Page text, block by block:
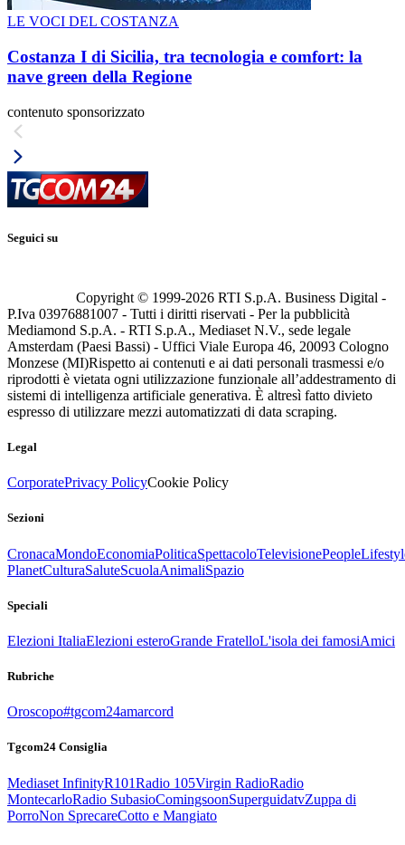
LE VOCI DEL COSTANZA
Costanza I di Sicilia, tra tecnologia e comfort: la
nave green della Regione
contenuto sponsorizzato
Seguici su
Copyright © 1999-2026 RTI S.p.A. Business Digital -
P.Iva 03976881007 - Tutti i diritti riservati - Per la pubblicità
Mediamond S.p.A. - RTI S.p.A., Mediaset N.V., sede legale
Amsterdam (Paesi Bassi) - Uffici Viale Europa 46, 20093 Cologno
Monzese (MI)Rispetto ai contenuti e ai dati personali trasmessi e/o
riprodotti è vietata ogni utilizzazione funzionale all’addestramento di
sistemi di intelligenza artificiale generativa. È altresì fatto divieto
espresso di utilizzare mezzi automatizzati di data scraping.
Legal
CorporatePrivacy PolicyCookie Policy
Sezioni
CronacaMondoEconomiaPoliticaSpettacoloTelevisionePeople
PlanetCulturaSaluteScuolaAnimaliSpazio
Speciali
Elezioni ItaliaElezioni esteroGrande FratelloL'isola dei famosiAmici
Rubriche
Oroscopo#tgcom24amarcord
Tgcom24 Consiglia
Mediaset InfinityR101Radio 105Virgin RadioRadio
MontecarloRadio SubasioComingsoonSuperguidatvZuppa di
PorroNon SprecareCotto e Mangiato